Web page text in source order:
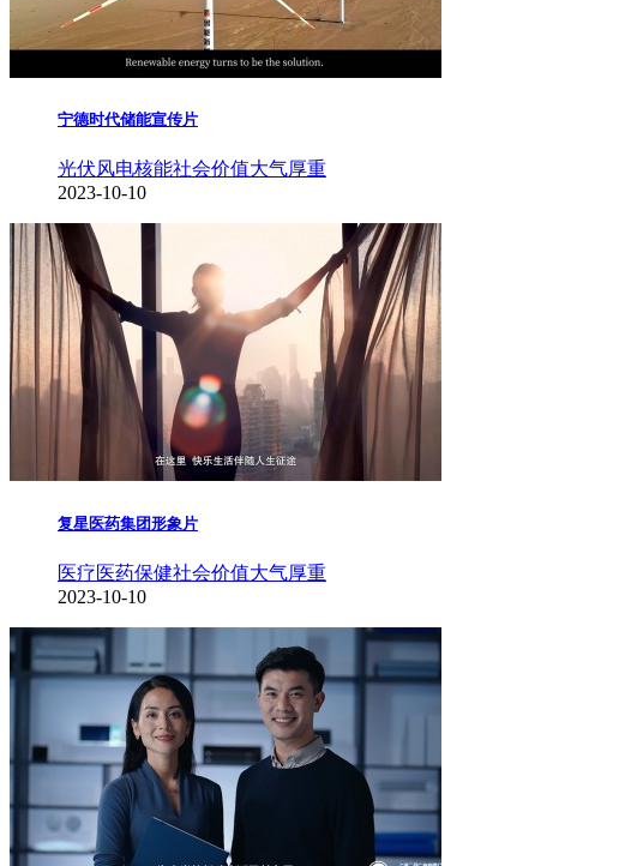
宁德时代储能宣传片
光伏风电核能社会价值大气厚重
2023-10-10
复星医药集团形象片
医疗医药保健社会价值大气厚重
2023-10-10